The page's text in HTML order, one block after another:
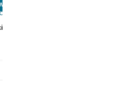
DEAD
Dead 8x10: Promo, fotos y sinopsis